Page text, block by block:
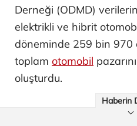
Derneği (ODMD)
elektrikli ve hibrit
döneminde 259 bin 970
toplam otomobil
oluşturdu.
Haberin